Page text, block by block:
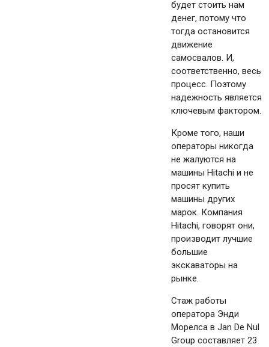
будет стоить нам
денег, потому что
тогда остановится
движение
самосвалов. И,
соответственно, весь
процесс. Поэтому
надежность является
ключевым фактором.
Кроме того, наши
операторы никогда
не жалуются на
машины Hitachi и не
просят купить
машины других
марок. Компания
Hitachi, говорят они,
производит лучшие
большие
экскаваторы на
рынке.
Стаж работы
оператора Энди
Морелса в Jan De Nul
Group составляет 23